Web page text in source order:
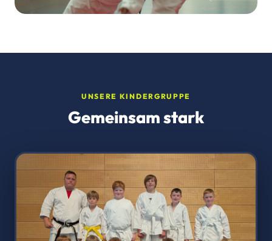
UNSERE KINDERGRUPPE
Gemeinsam stark